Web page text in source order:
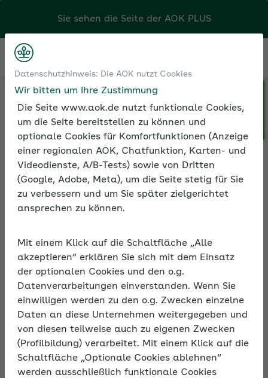
Datenschutzhinweis: Die AOK nutzt Cookies
Wir bitten um Ihre Zustimmung
Die Seite www.aok.de nutzt funktionale Cookies,
um die Seite bereitstellen zu können und
optionale Cookies für Komfortfunktionen (Anzeige
einer regionalen AOK, Chatfunktion, Karten- und
Videodienste, A/B-Tests) sowie von Dritten
(Google, Adobe, Meta), um die Seite stetig für Sie
zu verbessern und um Sie später zielgerichtet
ansprechen zu können.
Mit einem Klick auf die Schaltfläche „Alle
akzeptieren“ erklären Sie sich mit dem Einsatz
der optionalen Cookies und den o.g.
Datenverarbeitungen einverstanden. Wenn Sie
einwilligen werden zu den o.g. Zwecken einzelne
Daten an diese Unternehmen weitergegeben und
von diesen teilweise auch zu eigenen Zwecken
(Profilbildung) verarbeitet. Mit einem Klick auf die
Schaltfläche „Optionale Cookies ablehnen“
werden ausschließlich funktionale Cookies
Sie sehen die Seite der AOK PLUS
Klicken Sie hier, wenn Sie Ihre
AOK/Region wechseln möchten.
Medien und Seminare
Seminarvideos
Seminarvideos Betriebliche Gesundheitsförderung
Seminarvideo: Die Säulen für gesundes Homeoffice
Seminarvideo: Die Säulen
für gesundes Homeoffice
Homeoffice. Das hat viele Vorteile, bringt
aber auch zahlreiche Herausforderungen
in den Bereichen digitale Führung,
Zusammenarbeit und Selbstorganisation
mit sich. Im Online-Seminar erfahren Sie,
wie Sie die Arbeit zu Hause gesund
gestalten können und wie gute Führung
und Teamarbeit auch virtuell gelingt.